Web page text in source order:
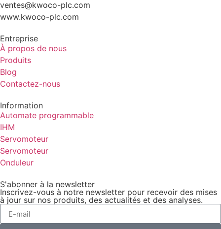
ventes@kwoco-plc.com
www.kwoco-plc.com
Entreprise
À propos de nous
Produits
Blog
Contactez-nous
Information
Automate programmable
IHM
Servomoteur
Servomoteur
Onduleur
S'abonner à la newsletter
Inscrivez-vous à notre newsletter pour recevoir des mises
à jour sur nos produits, des actualités et des analyses.